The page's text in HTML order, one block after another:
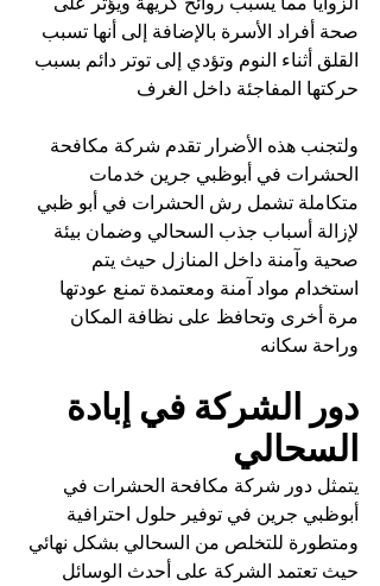
صحة أفراد الأسرة بالإضافة إلى أنها تسبب
القلق أثناء النوم وتؤدي إلى توتر دائم بسبب
حركتها المفاجئة داخل الغرف
ولتجنب هذه الأضرار تقدم شركة مكافحة
الحشرات في أبوظبي جرين خدمات
متكاملة تشمل رش الحشرات في أبو ظبي
لإزالة أسباب جذب السحالي وضمان بيئة
صحية وآمنة داخل المنازل حيث يتم
استخدام مواد آمنة ومعتمدة تمنع عودتها
مرة أخرى وتحافظ على نظافة المكان
وراحة سكانه
دور الشركة في إبادة
السحالي
يتمثل دور شركة مكافحة الحشرات في
أبوظبي جرين في توفير حلول احترافية
ومتطورة للتخلص من السحالي بشكل نهائي
حيث تعتمد الشركة على أحدث الوسائل